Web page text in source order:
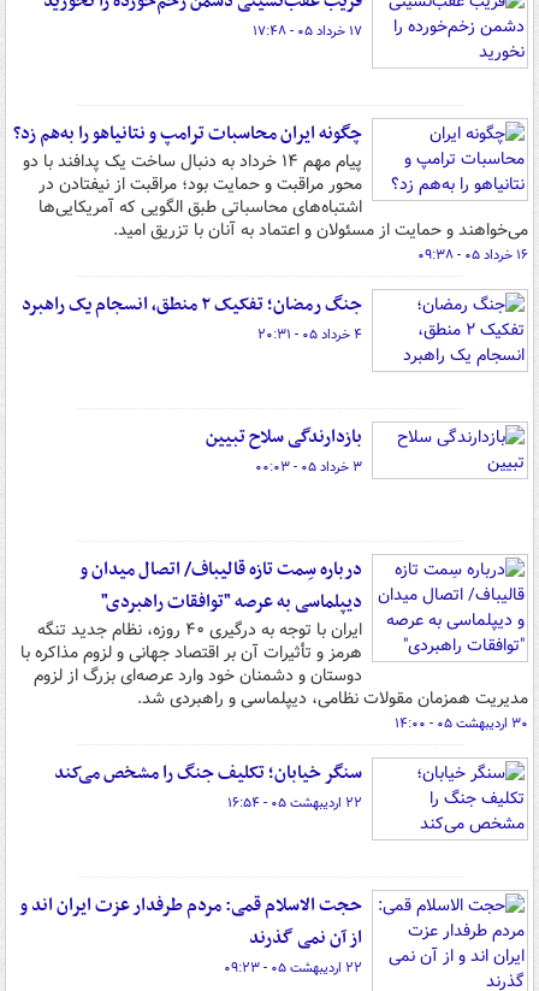
۱۷ خرداد ۰۵ - ۱۷:۴۸
چگونه ایران محاسبات ترامپ و نتانیاهو را به‌هم زد؟
پیام مهم ۱۴ خرداد به دنبال ساخت یک پدافند با دو
محور مراقبت و حمایت بود؛ مراقبت از نیفتادن در
اشتباه‌های محاسباتی طبق الگویی که آمریکایی‌ها
می‌خواهند و حمایت از مسئولان و اعتماد به آنان با تزریق امید.
۱۶ خرداد ۰۵ - ۰۹:۳۸
جنگ رمضان؛ تفکیک ۲ منطق، انسجام یک راهبرد
۴ خرداد ۰۵ - ۲۰:۳۱
بازدارندگی سلاح تبیین
۳ خرداد ۰۵ - ۰۰:۰۳
درباره سِمت تازه قالیباف/ اتصال میدان و
دیپلماسی به عرصه "توافقات راهبردی"
ایران با توجه به درگیری ۴۰ روزه، نظام جدید تنگه
هرمز و تأثیرات آن بر اقتصاد جهانی و لزوم مذاکره با
دوستان و دشمنان خود وارد عرصه‌ای بزرگ از لزوم
مدیریت همزمان مقولات نظامی، دیپلماسی و راهبردی شد.
۳۰ اردیبهشت ۰۵ - ۱۴:۰۰
سنگر خیابان؛ تکلیف جنگ را مشخص می‌کند
۲۲ اردیبهشت ۰۵ - ۱۶:۵۴
حجت الاسلام قمی: مردم طرفدار عزت ایران اند و
از آن نمی گذرند
۲۲ اردیبهشت ۰۵ - ۰۹:۲۳